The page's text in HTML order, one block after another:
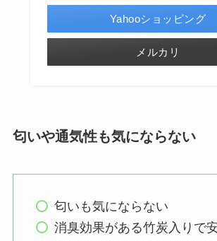
Yahooショッピング
メルカリ
匂いや通気性も気にならない
匂いも気にならない
消臭効果がある竹炭入りで